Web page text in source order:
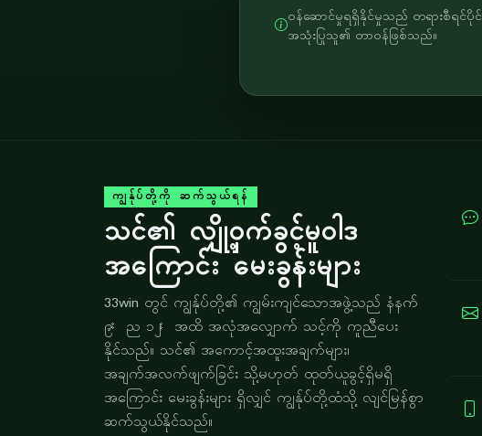
ဝန်ဆောင်မှုရရှိနိုင်မှုသည် တရားစီရင်ပို
အသုံးပြုသူ၏ တာဝန်ဖြစ်သည်။
ကျွန်ုပ်တို့ကို ဆက်သွယ်ရန်
သင်၏ လျှို့ဝှက်ခွင့်မူဝါဒ
အကြောင်း မေးခွန်းများ
33win တွင် ကျွန်ုပ်တို့၏ ကျွမ်းကျင်သောအဖွဲ့သည် နံနက်
၉ း ည ၁၂ း အထိ အလုံအလျှောက် သင့်ကို ကူညီပေး
နိုင်သည်။ သင်၏ အကောင့်အထူးအချက်များ၊
အချက်အလက်ဖျက်ခြင်း သို့မဟုတ် ထုတ်ယူခွင့်ရှိမရှိ
အကြောင်း မေးခွန်းများ ရှိလျှင် ကျွန်ုပ်တို့ထံသို့ လျင်မြန်စွာ
ဆက်သွယ်နိုင်သည်။